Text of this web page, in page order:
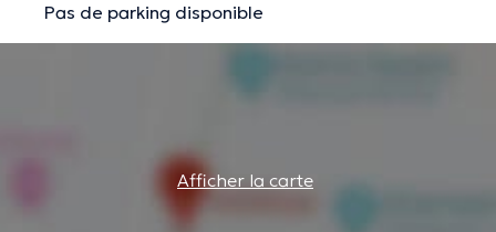
Pas de parking disponible
Afficher la carte